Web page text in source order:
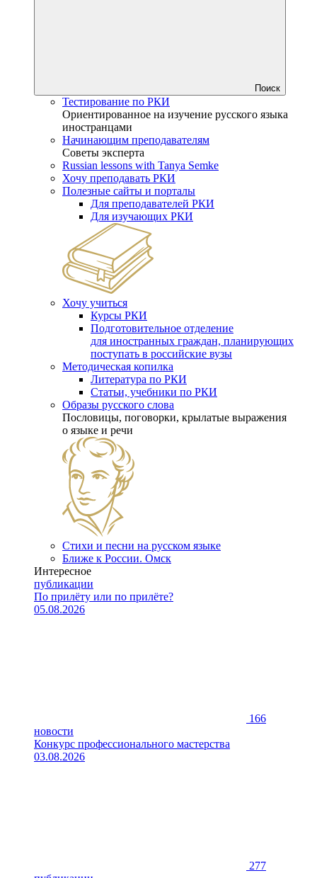
Поиск
Тестирование по РКИ
Ориентированное на изучение русского языка
иностранцами
Начинающим преподавателям
Советы эксперта
Russian lessons with Tanya Semke
Хочу преподавать РКИ
Полезные сайты и порталы
Для преподавателей РКИ
Для изучающих РКИ
Хочу учиться
Курсы РКИ
Подготовительное отделение
для иностранных граждан, планирующих
поступать в российские вузы
Методическая копилка
Литература по РКИ
Статьи, учебники по РКИ
Образы русского слова
Пословицы, поговорки, крылатые выражения
о языке и речи
Стихи и песни на русском языке
Ближе к России. Омск
Интересное
публикации
По прилёту или по прилёте?
05.08.2026
166
новости
Конкурс профессионального мастерства
03.08.2026
277